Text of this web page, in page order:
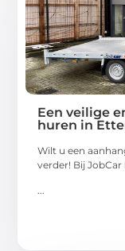
Een veilige
huren in
Wilt u een
verder! Bij
...